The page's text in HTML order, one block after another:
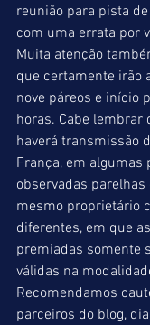
reunião para pista
com uma errata por
Muita atenção
que certamente irão
nove páreos e início
horas. Cabe lembrar
haverá transmissão
França, em algumas
observadas
mesmo proprietário
diferentes, em que
premiadas somente
válidas na
Recomendamos
parceiros do blog,